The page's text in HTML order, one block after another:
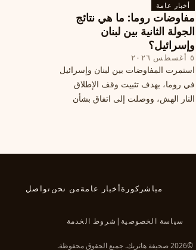
أخبار عامة
مفاوضات روما: ما هي نتائج
الجولة الثانية بين لبنان
وإسرائيل؟
٥ أغسطس ٢٠٢٦
استمرت المفاوضات بين لبنان وإسرائيل
في روما، بهدف تثبيت وقف الإطلاق
النار الهش، ووصلت إلى اتفاق بشأن
لمعالجة الملفات العالقة، فيما يرى
مباشر كورةأخبار عامةمن نحنتواصل
سياسة الخصوصية | شروط الخدمة
©2026 صحيفة هاتريك. جميع الحقوق محفوظة.